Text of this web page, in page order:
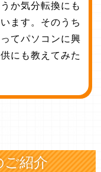
か気分転換にも
ます。そのうち
てパソコンに興
にも教えてみた
ご紹介